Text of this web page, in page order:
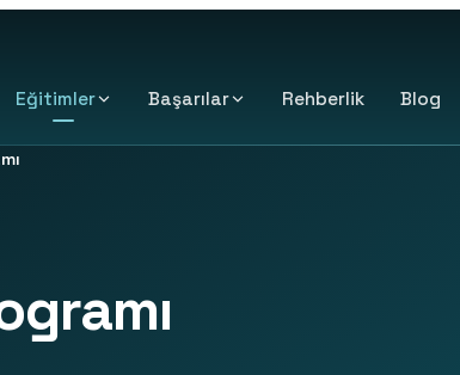
Eğitimler Başarılar Rehberlik Blog